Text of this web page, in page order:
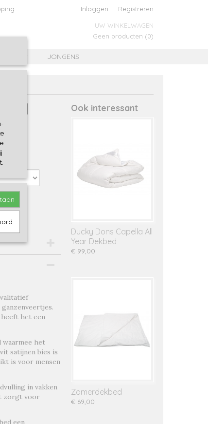
Inloggen Registreren
UW WINKELWAGEN
Geen producten (0)
JONGENS
het een
waarmee het
satijnen bies is
is voor mensen
in vakken
zorgt voor
een
Ook interessant
Ducky Dons Capella All
Year Dekbed
€ 99,00
Zomerdekbed
€ 69,00